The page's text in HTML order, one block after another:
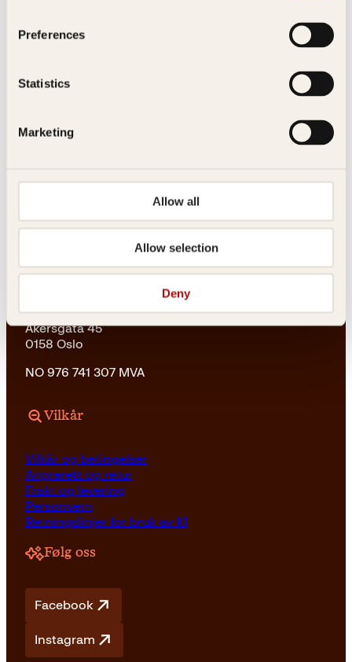
Preferences
Statistics
Marketing
Allow all
Allow selection
Deny
23 11 82 80
23 11 82 80
Les her
Generelle henvendelser
post@kagge.no
Adresse
Kagge Forlag AS
Akersgata 45
0158 Oslo
NO 976 741 307 MVA
Vilkår
Vilkår og betingelser
Angrerett og retur
Frakt og levering
Personvern
Retningslinjer for bruk av KI
Følg oss
Facebook
Instagram